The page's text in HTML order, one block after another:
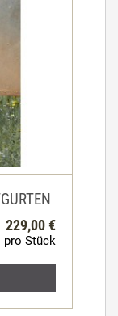
229,00 €
pro Stück